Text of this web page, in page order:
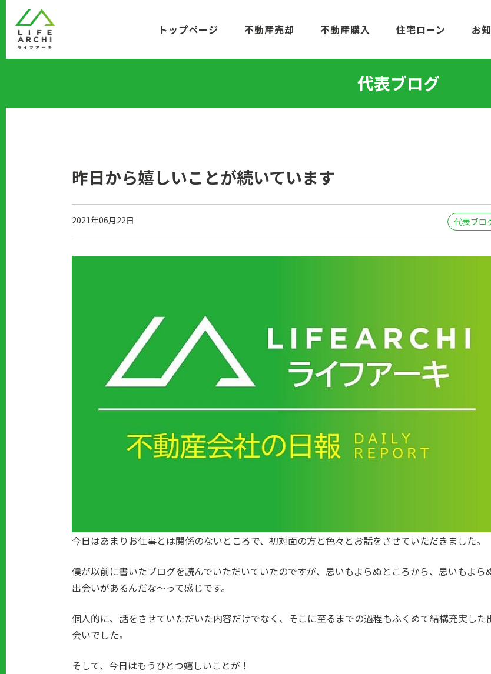
ン
移
トップページ 不動産売却 不動産購入 住宅ローン お
代表ブログ
昨日から嬉しいことが続いています
2021年06月22日 代表ブロ
今日はあまりお仕事とは関係のないところで、初対面の方と色々とお話をさせていただきました。
僕が以前に書いたブログを読んでいただいていたのですが、思いもよらぬところから、思いもよら
出会いがあるんだな～って感じです。
個人的に、話をさせていただいた内容だけでなく、そこに至るまでの過程もふくめて結構充実した
会いでした。
そして、今日はもうひとつ嬉しいことが！